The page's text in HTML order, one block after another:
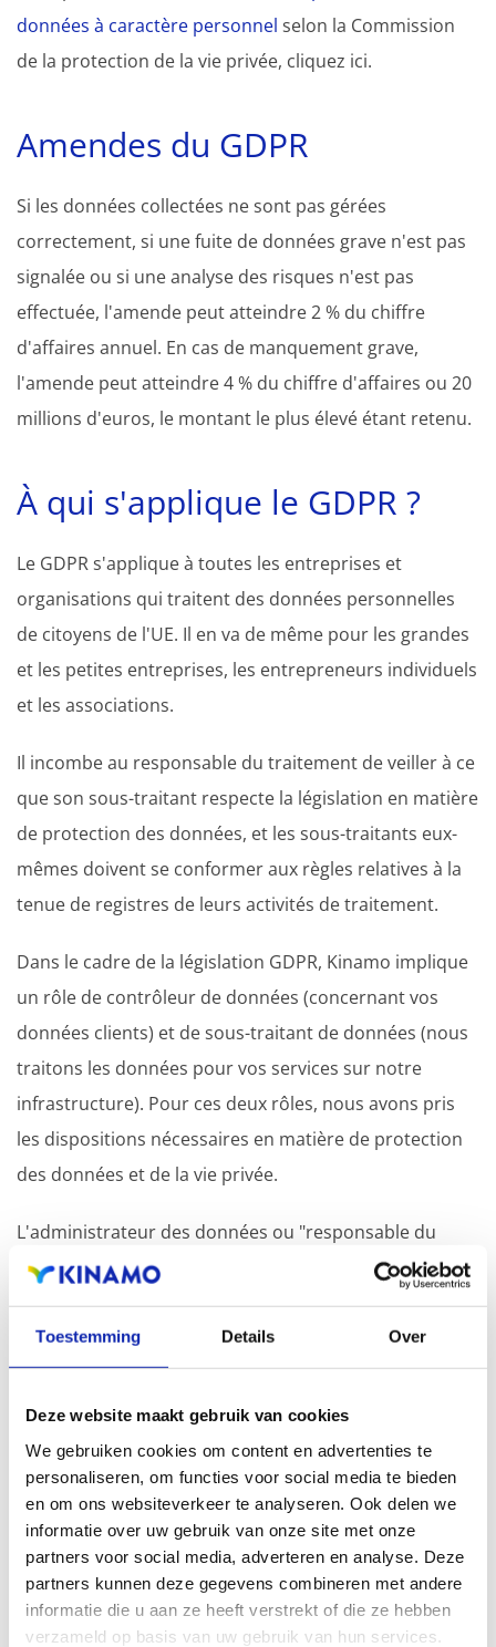
Toestemming Details Over
Deze website maakt gebruik van cookies
We gebruiken cookies om content en advertenties te
personaliseren, om functies voor social media te bieden
en om ons websiteverkeer te analyseren. Ook delen we
informatie over uw gebruik van onze site met onze
partners voor social media, adverteren en analyse. Deze
partners kunnen deze gegevens combineren met andere
informatie die u aan ze heeft verstrekt of die ze hebben
verzameld op basis van uw gebruik van hun services.
données à caractère personnel selon la Commission
de la protection de la vie privée, cliquez ici.
Amendes du GDPR
Si les données collectées ne sont pas gérées
correctement, si une fuite de données grave n'est pas
signalée ou si une analyse des risques n'est pas
effectuée, l'amende peut atteindre 2 % du chiffre
d'affaires annuel. En cas de manquement grave,
l'amende peut atteindre 4 % du chiffre d'affaires ou 20
millions d'euros, le montant le plus élevé étant retenu.
À qui s'applique le GDPR ?
Le GDPR s'applique à toutes les entreprises et
organisations qui traitent des données personnelles
de citoyens de l'UE. Il en va de même pour les grandes
et les petites entreprises, les entrepreneurs individuels
et les associations.
Il incombe au responsable du traitement de veiller à ce
que son sous-traitant respecte la législation en matière
de protection des données, et les sous-traitants eux-
mêmes doivent se conformer aux règles relatives à la
tenue de registres de leurs activités de traitement.
Dans le cadre de la législation GDPR, Kinamo implique
un rôle de contrôleur de données (concernant vos
données clients) et de sous-traitant de données (nous
traitons les données pour vos services sur notre
infrastructure). Pour ces deux rôles, nous avons pris
les dispositions nécessaires en matière de protection
des données et de la vie privée.
L'administrateur des données ou "responsable du
traitement" est la personne physique ou morale,
l'autorité publique, le service ou l'organisme qui, seul
ou avec d'autres, détermine la finalité et les moyens du
traitement des données à caractère personnel.
Le responsable du traitement des données ou "sous-
traitant" est la personne physique ou morale ou
l'organisation qui traite les données pour le compte du
responsable du traitement.
Par exemple : si vous collectez et stockez des données
à des fins de marketing (par exemple via un formulaire